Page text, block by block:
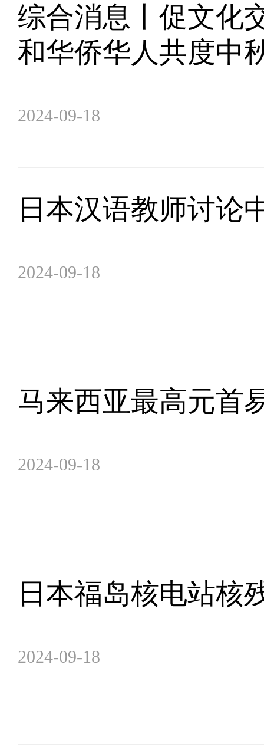
综合消息丨促文
和华侨华人共度中
2024-09-18
日本汉语教师讨论
2024-09-18
马来西亚最高元首
2024-09-18
日本福岛核电站核
2024-09-18